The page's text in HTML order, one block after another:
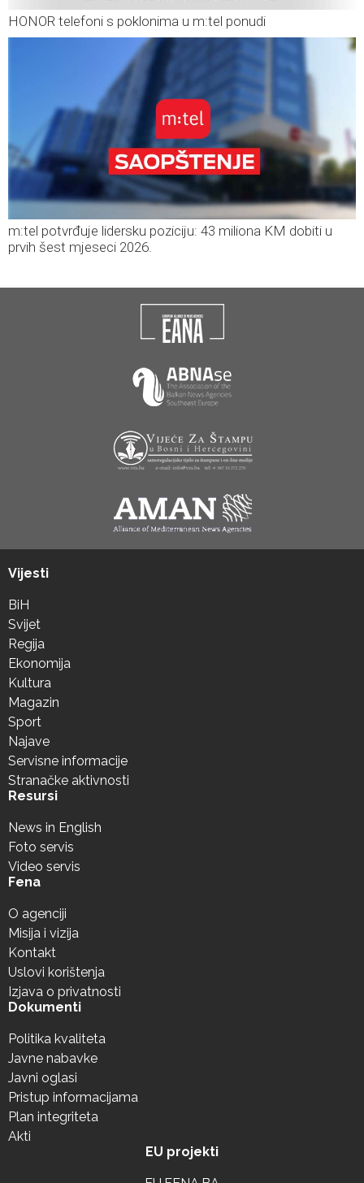
HONOR telefoni s poklonima u m:tel ponudi
m:tel potvrđuje lidersku poziciju: 43 miliona KM dobiti u
prvih šest mjeseci 2026.
Vijesti
BiH
Svijet
Regija
Ekonomija
Kultura
Magazin
Sport
Najave
Servisne informacije
Stranačke aktivnosti
Resursi
News in English
Foto servis
Video servis
Fena
O agenciji
Misija i vizija
Kontakt
Uslovi korištenja
Izjava o privatnosti
Dokumenti
Politika kvaliteta
Javne nabavke
Javni oglasi
Pristup informacijama
Plan integriteta
Akti
EU projekti